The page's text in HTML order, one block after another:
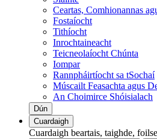
Ceartas, Comhionannas
Fostaíocht
Tithíocht
Inrochtaineacht
Teicneolaíocht Chúnta
Iompar
Rannpháirtíocht sa tSochaí
Múscailt Feasachta agus
An Choimirce Shóisialach
Dún
Cuardaigh
Cuardaigh beartais, taighde,